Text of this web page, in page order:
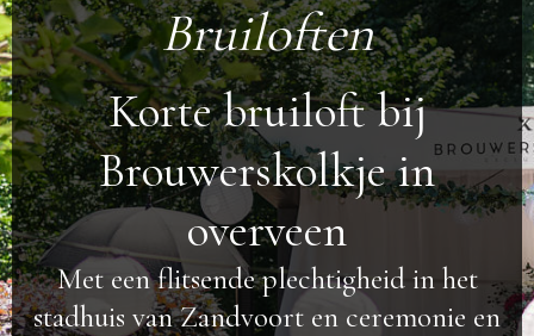
Bruiloften
Korte bruiloft bij
Brouwerskolkje in
overveen
Met een flitsende plechtigheid in het
stadhuis van Zandvoort en ceremonie en